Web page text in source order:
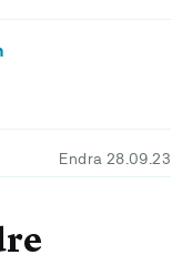
Endra 28.09.23